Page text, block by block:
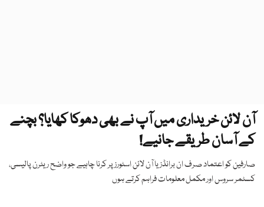
آن لائن خریداری میں آپ نے بھی دھوکا کھایا؟ بچنے
کے آسان طریقے جانیے!
صارفین کو اعتماد صرف ان برانڈز یا آن لائن اسٹورز پر کرنا چاہیے جو واضح ریٹرن پالیسی،
کسٹمر سروس اور مکمل معلومات فراہم کرتے ہوں